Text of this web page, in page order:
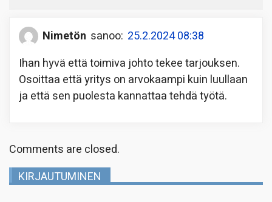
Nimetön sanoo: 25.2.2024 08:38
Ihan hyvä että toimiva johto tekee tarjouksen.
Osoittaa että yritys on arvokaampi kuin luullaan
ja että sen puolesta kannattaa tehdä työtä.
Comments are closed.
KIRJAUTUMINEN